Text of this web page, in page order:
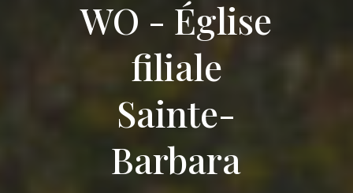
WO - Église
filiale
Sainte-
Barbara